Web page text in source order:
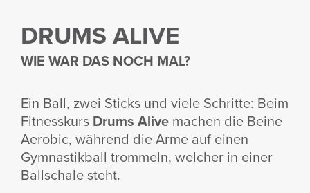
DRUMS ALIVE
WIE WAR DAS NOCH MAL?
Ein Ball, zwei Sticks und viele Schritte: Beim
Fitness­kurs Drums Alive machen die Beine
Aerobic, während die Arme auf einen
Gymnas­tik­ball trom­meln, welcher in einer
Ball­schale steht.